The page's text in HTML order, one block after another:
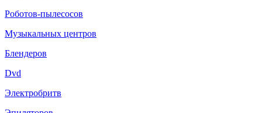
Роботов-пылесосов
Музыкальных центров
Блендеров
Dvd
Электробритв